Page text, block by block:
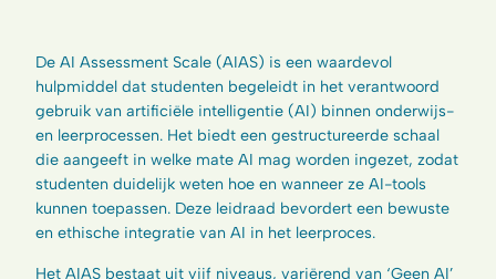
De AI Assessment Scale (AIAS) is een waardevol
hulpmiddel dat studenten begeleidt in het verantwoord
gebruik van artificiële intelligentie (AI) binnen onderwijs-
en leerprocessen. Het biedt een gestructureerde schaal
die aangeeft in welke mate AI mag worden ingezet, zodat
studenten duidelijk weten hoe en wanneer ze AI-tools
kunnen toepassen. Deze leidraad bevordert een bewuste
en ethische integratie van AI in het leerproces.
Het AIAS bestaat uit vijf niveaus, variërend van ‘Geen AI’